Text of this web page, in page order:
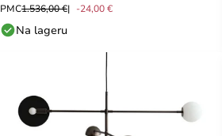
PMC1.536,00 € -24,00 €
Na lageru